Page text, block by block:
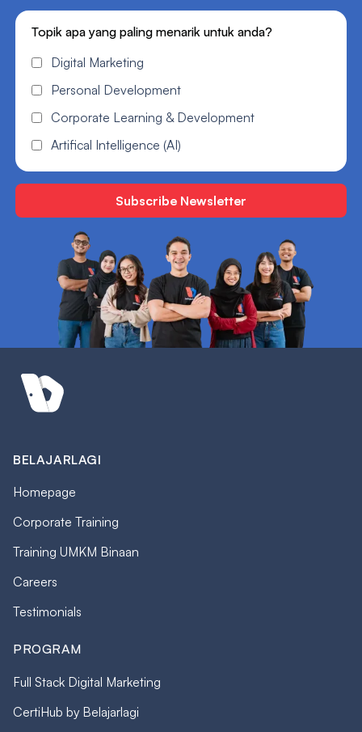
Topik apa yang paling menarik untuk anda?
Digital Marketing
Personal Development
Corporate Learning & Development
Artifical Intelligence (AI)
BELAJARLAGI
Homepage
Corporate Training
Training UMKM Binaan
Careers
Testimonials
PROGRAM
Full Stack Digital Marketing
CertiHub by Belajarlagi